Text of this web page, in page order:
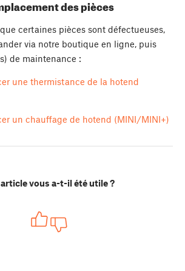
des pièces
certaines pièces sont défectueuses,
via notre boutique en ligne, puis
de maintenance :
une thermistance de la hotend
un chauffage de hotend (MINI/MINI+)
vous a-t-il été utile ?